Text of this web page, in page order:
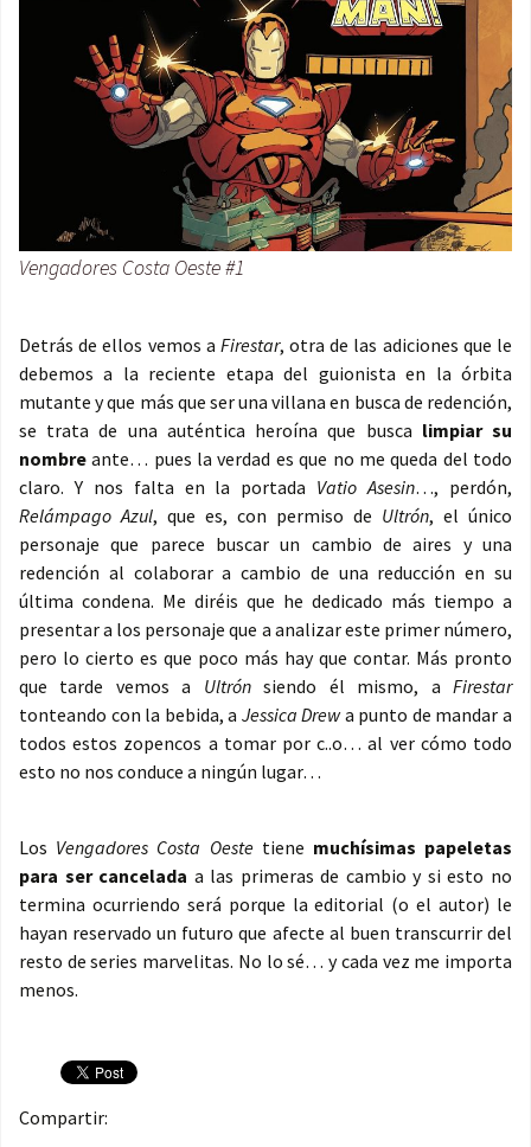
Vengadores Costa Oeste #1
Detrás de ellos vemos a Firestar, otra de las adiciones que le
debemos a la reciente etapa del guionista en la órbita
mutante y que más que ser una villana en busca de redención,
se trata de una auténtica heroína que busca limpiar su
nombre ante… pues la verdad es que no me queda del todo
claro. Y nos falta en la portada Vatio Asesin…, perdón,
Relámpago Azul, que es, con permiso de Ultrón, el único
personaje que parece buscar un cambio de aires y una
redención al colaborar a cambio de una reducción en su
última condena. Me diréis que he dedicado más tiempo a
presentar a los personaje que a analizar este primer número,
pero lo cierto es que poco más hay que contar. Más pronto
que tarde vemos a Ultrónsiendo él mismo, aFirestar
tonteando con la bebida, a Jessica Drewa punto de mandar a
todos estos zopencos a tomar por c..o… al ver cómo todo
esto no nos conduce a ningún lugar…
Los Vengadores Costa Oestetiene muchísimas papeletas
para ser cancelada a las primeras de cambio y si esto no
termina ocurriendo será porque la editorial (o el autor) le
hayan reservado un futuro que afecte al buen transcurrir del
resto de series marvelitas. No lo sé… y cada vez me importa
menos.
Compartir: